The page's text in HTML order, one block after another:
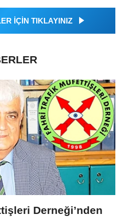
İÇİN TIKLAYINIZ
Derneği’nden